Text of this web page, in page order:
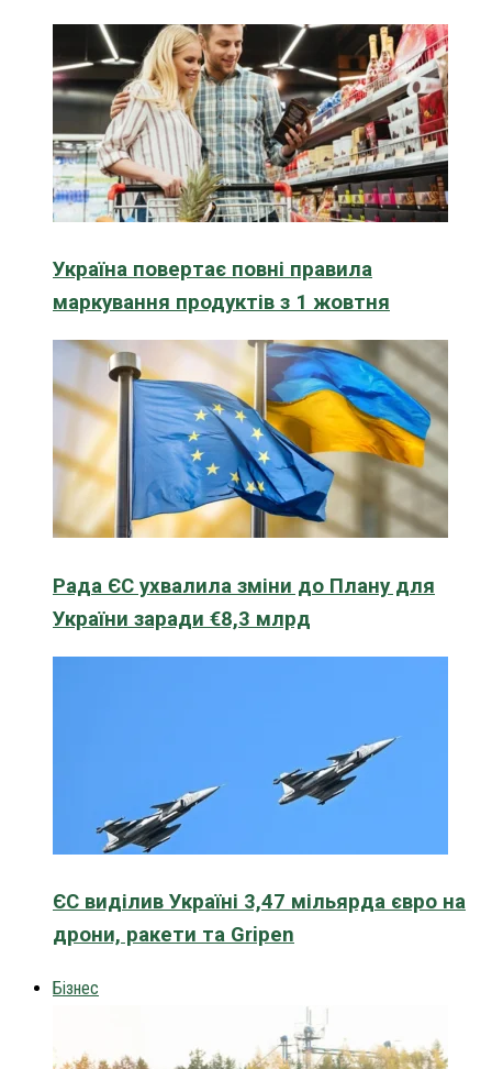
Україна повертає повні правила
маркування продуктів з 1 жовтня
Рада ЄС ухвалила зміни до Плану для
України заради €8,3 млрд
ЄС виділив Україні 3,47 мільярда євро на
дрони, ракети та Gripen
Бізнес